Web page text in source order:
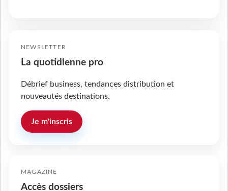
NEWSLETTER
La quotidienne pro
Débrief business, tendances distribution et
nouveautés destinations.
Je m'inscris
MAGAZINE
Accès dossiers